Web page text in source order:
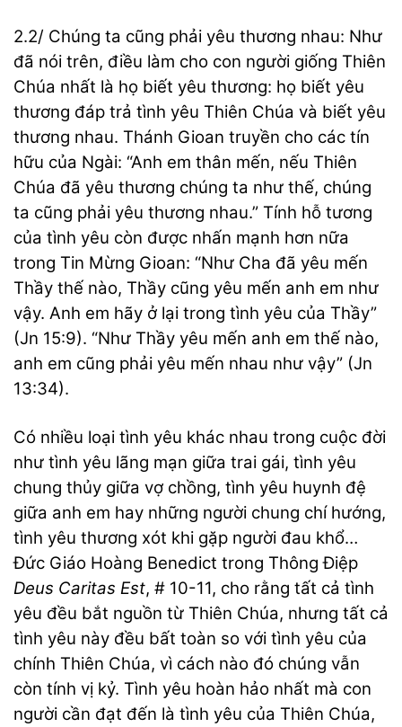
2.2/ Chúng ta cũng phải yêu thương nhau: Như
đã nói trên, điều làm cho con người giống Thiên
Chúa nhất là họ biết yêu thương: họ biết yêu
thương đáp trả tình yêu Thiên Chúa và biết yêu
thương nhau. Thánh Gioan truyền cho các tín
hữu của Ngài: “Anh em thân mến, nếu Thiên
Chúa đã yêu thương chúng ta như thế, chúng
ta cũng phải yêu thương nhau.” Tính hỗ tương
của tình yêu còn được nhấn mạnh hơn nữa
trong Tin Mừng Gioan: “Như Cha đã yêu mến
Thầy thế nào, Thầy cũng yêu mến anh em như
vậy. Anh em hãy ở lại trong tình yêu của Thầy”
(Jn 15:9). “Như Thầy yêu mến anh em thế nào,
anh em cũng phải yêu mến nhau như vậy” (Jn
13:34).
Có nhiều loại tình yêu khác nhau trong cuộc đời
như tình yêu lãng mạn giữa trai gái, tình yêu
chung thủy giữa vợ chồng, tình yêu huynh đệ
giữa anh em hay những người chung chí hướng,
tình yêu thương xót khi gặp người đau khổ…
Đức Giáo Hoàng Benedict trong Thông Điệp
Deus Caritas Est, # 10-11, cho rằng tất cả tình
yêu đều bắt nguồn từ Thiên Chúa, nhưng tất cả
tình yêu này đều bất toàn so với tình yêu của
chính Thiên Chúa, vì cách nào đó chúng vẫn
còn tính vị kỷ. Tình yêu hoàn hảo nhất mà con
người cần đạt đến là tình yêu của Thiên Chúa,